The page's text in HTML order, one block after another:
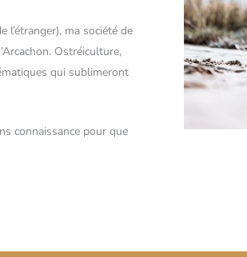
l’étranger), ma société de
Ostréiculture,
qui sublimeront
connaissance pour que